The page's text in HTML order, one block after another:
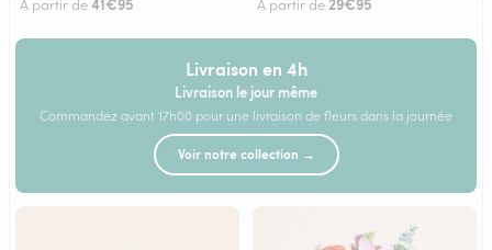
À partir de41€95 À partir de 29€95
Livraison en 4h
Livraison le jour même
Commandez avant 17h00 pour une livraison de fleurs dans la journée
Voir notre collection →